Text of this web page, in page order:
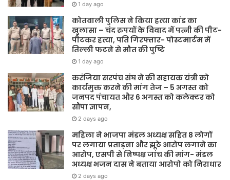
1 day ago
कोतवाली पुलिस ने किया हत्या कांड का
खुलासा – चंद रुपयों के विवाद में पत्नी की पीट-
पीटकर हत्या, पति गिरफ्तार- पोस्टमार्टम में
तिल्ली फटने से मौत की पुष्टि
1 day ago
करंजिया सरपंच संघ ने की सहायक यंत्री को
कार्यमुक्त करने की मांग तेज – 5 अगस्त को
जनपद पंचायत और 6 अगस्त को कलेक्टर को
सौंपा ज्ञापन,
2 days ago
महिला ने भाजपा मंडल अध्यक्ष सहित 8 लोगों
पर लगाया प्रताड़ना और झूठे आरोप लगाने का
आरोप, एसपी से निष्पक्ष जांच की मांग- मंडल
अध्यक्ष भजन दास ने बताया आरोपो को निराधार
2 days ago